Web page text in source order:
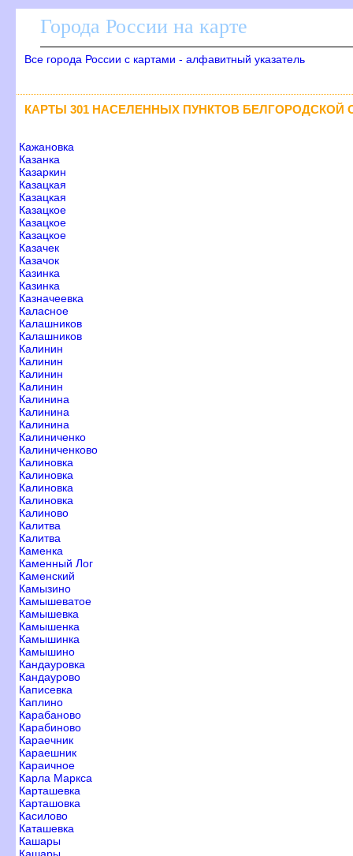
Города России на карте
се города России с картами - алфавитный указатель
КАРТЫ 301 НАСЕЛЕННЫХ ПУНКТОВ БЕЛГОРОДСКОЙ
Кажановка
Казанка
Казаркин
Казацкая
Казацкая
Казацкое
Казацкое
Казацкое
Казачек
Казачок
Казинка
Казинка
Казначеевка
Каласное
Калашнико
Калашнико
Калинин
Калинин
Калинин
Калинин
Калинина
Калинина
Калинина
Калиниченко
Калиниченково
Калиновка
Калиновка
Калиновка
Калиновка
Калиново
Калитва
Калитва
Каменка
Каменный Ло
Каменский
Камызино
Камышеватое
Камышевка
Камышенка
Камышинка
Камышино
Кандауровка
Кандаурово
Каписевка
Каплино
Карабаново
Карабиново
Караечник
Караешник
Караичное
Карла Маркса
Карташевка
Карташовка
Касилово
Каташевка
Кашары
Кашары